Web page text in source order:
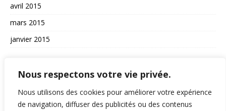
Nous respectons votre vie privée.
Nous utilisons des cookies pour améliorer votre expérience
de navigation, diffuser des publicités ou des contenus
avril 2015
mars 2015
janvier 2015
La vie du site
A propos et contact